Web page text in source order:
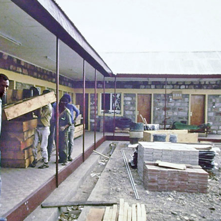
FÜR
ÄTHIOPIEN – AUSBILDUNGSZENTRUM FÜR
MÜTTER IN NOT
MUTTER-KIND-KLINIK IN ENDASELASSIE
ÄTHIOPIEN — MEDIZINISCHE HILFE FÜR
MUTTER UND KIND
MEDIZINISCHE HILFE FÜR
KINDER – WIR BLEIBEN
UNTERSTÜTZUNG FÜR SCHUL- UND
STRASSENKINDER
IMPRESSUM
CHILDREN OF
FOR CHILDREN